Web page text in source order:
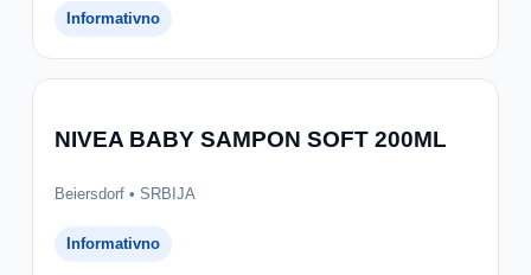
Informativno
NIVEA BABY SAMPON SOFT 200ML
Beiersdorf • SRBIJA
Informativno